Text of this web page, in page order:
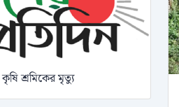
শ্রমিকের মৃত্যু